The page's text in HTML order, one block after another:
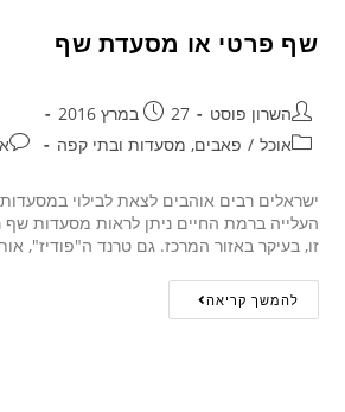
שף פרטי או מסעדת שף
השרון פוסט
27 במרץ 2016
אוכל / פאבים, מסעדות ובתי קפה
ישראלים רבים אוהבים לצאת לבילוי
העלייה ברמת החיים ניתן לראות מסעדות שף
זו, בעיקר באזור המרכז. גם טרנד ה"פודיז",
להמשך קריאה